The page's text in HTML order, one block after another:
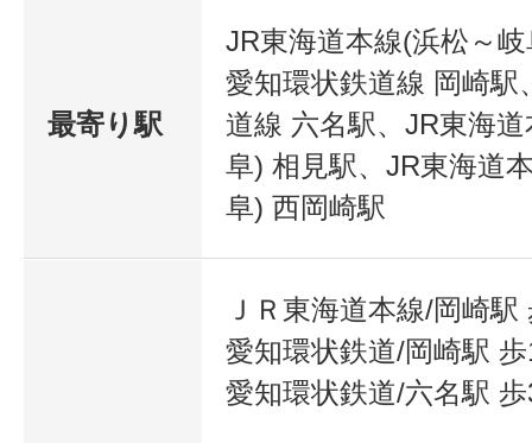
最寄り駅
JR東海道本線(浜松～
愛知環状鉄道線 岡崎駅
道線 六名駅、JR東海
阜) 相見駅、JR東海道
阜) 西岡崎駅
ＪＲ東海道本線/岡崎駅
愛知環状鉄道/岡崎駅
愛知環状鉄道/六名駅